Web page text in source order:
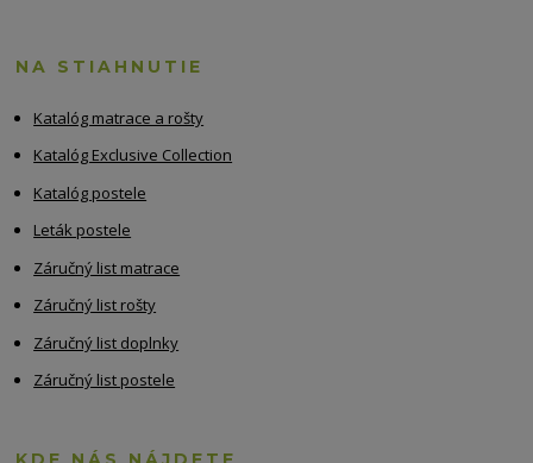
NA STIAHNUTIE
Katalóg matrace a rošty
Katalóg Exclusive Collection
Katalóg postele
Leták postele
Záručný list matrace
Záručný list rošty
Záručný list doplnky
Záručný list postele